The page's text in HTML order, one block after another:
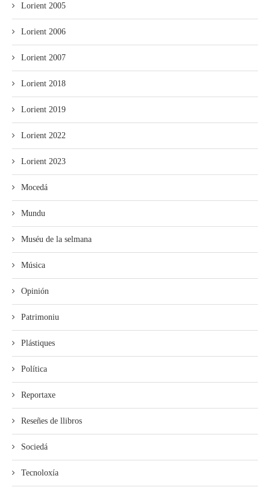
Lorient 2005
Lorient 2006
Lorient 2007
Lorient 2018
Lorient 2019
Lorient 2022
Lorient 2023
Mocedá
Mundu
Muséu de la selmana
Música
Opinión
Patrimoniu
Plástiques
Política
Reportaxe
Reseñes de llibros
Sociedá
Tecnoloxía